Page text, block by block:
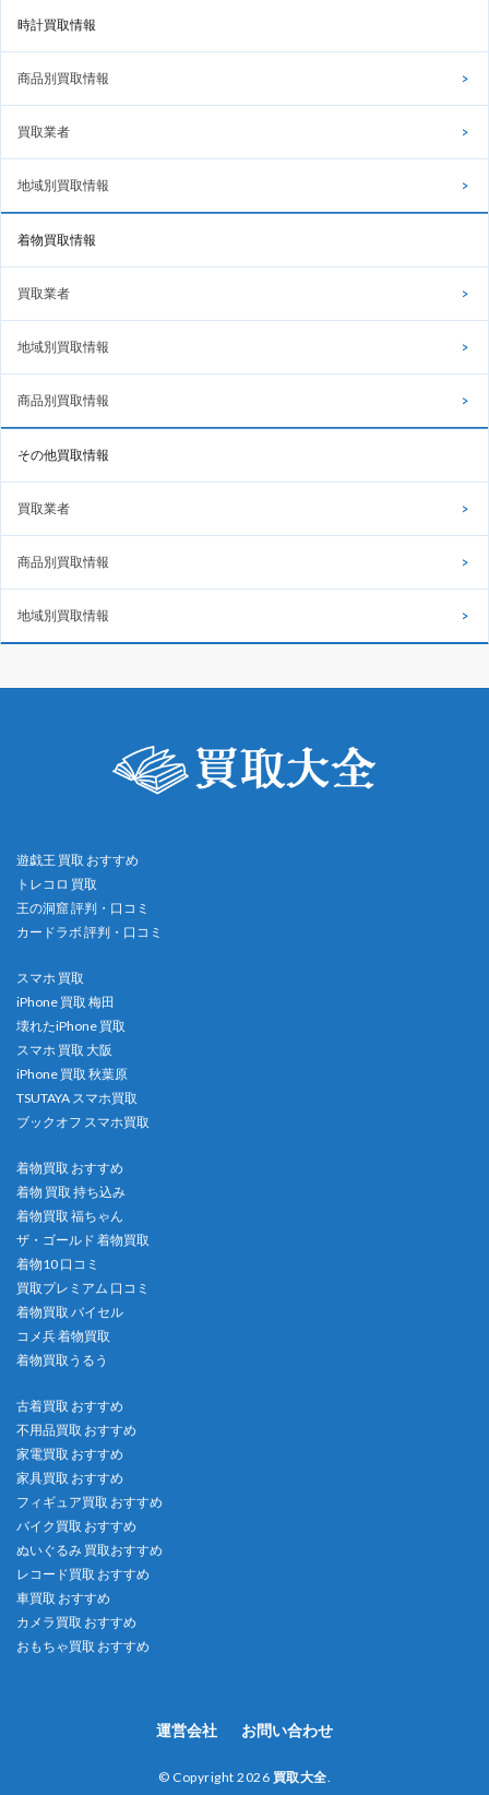
時計買取情報
商品別買取情報
買取業者
地域別買取情報
着物買取情報
買取業者
地域別買取情報
商品別買取情報
その他買取情報
買取業者
商品別買取情報
地域別買取情報
遊戯王 買取 おすすめ
トレコロ 買取
王の洞窟 評判・口コミ
カードラボ 評判・口コミ
スマホ 買取
iPhone 買取 梅田
壊れたiPhone 買取
スマホ 買取 大阪
iPhone 買取 秋葉原
TSUTAYA スマホ買取
ブックオフ スマホ買取
着物買取 おすすめ
着物 買取 持ち込み
着物買取 福ちゃん
ザ・ゴールド 着物買取
着物10 口コミ
買取プレミアム 口コミ
着物買取 バイセル
コメ兵 着物買取
着物買取うるう
古着買取 おすすめ
不用品買取 おすすめ
家電買取 おすすめ
家具買取 おすすめ
フィギュア買取 おすすめ
バイク買取 おすすめ
ぬいぐるみ 買取おすすめ
レコード買取 おすすめ
車買取 おすすめ
カメラ買取 おすすめ
おもちゃ買取 おすすめ
運営会社 お問い合わせ
© Copyright 2026 買取大全